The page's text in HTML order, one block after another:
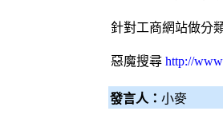
針對工商網站做分
惡魔搜尋 http://
發言人： 小麥